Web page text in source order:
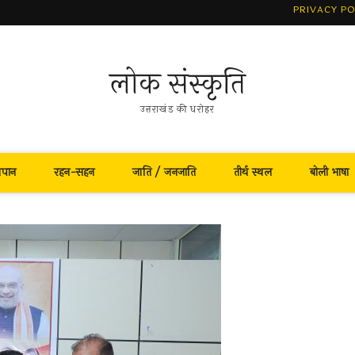
PRIVACY
लोक संस्कृति
उत्तराखंड की धरोहर
रहन-सहन जाति / जनजाति तीर्थ स्थल बोली भाषा